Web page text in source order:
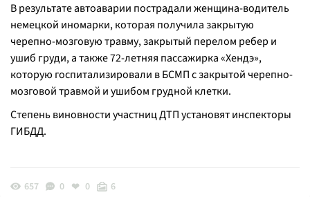
В результате автоаварии пострадали женщина-водитель
немецкой иномарки, которая получила закрытую
черепно-мозговую травму, закрытый перелом ребер и
ушиб груди, а также 72-летняя пассажирка «Хендэ»,
которую госпитализировали в БСМП с закрытой черепно-
мозговой травмой и ушибом грудной клетки.
Степень виновности участниц ДТП установят инспекторы
ГИБДД.
657 0 0 6